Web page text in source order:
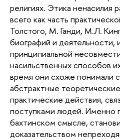
религиях. Этика ненасилия
всего как часть
Толстого, М. Ганди, М.Л.
биографий и деятельности,
принципиальной
насильственных способов
время они схоже понимали
абстрактные
практические действия,
поступками людей. Именно
бахтинском смысле,
доказательством